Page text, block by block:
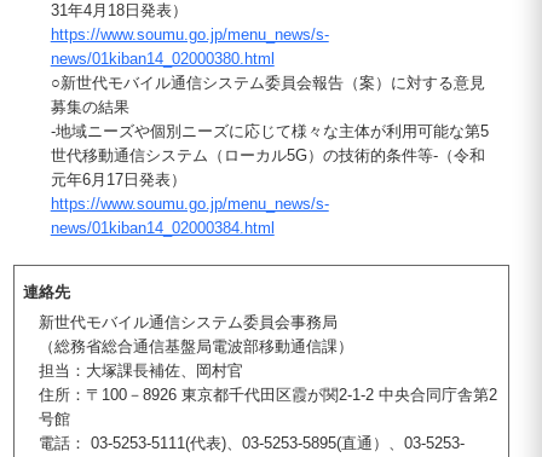
31年4月18日発表）
https://www.soumu.go.jp/menu_news/s-
news/01kiban14_02000380.html
○新世代モバイル通信システム委員会報告（案）に対する意見
募集の結果
-地域ニーズや個別ニーズに応じて様々な主体が利用可能な第5
世代移動通信システム（ローカル5G）の技術的条件等-（令和
元年6月17日発表）
https://www.soumu.go.jp/menu_news/s-
news/01kiban14_02000384.html
連絡先
新世代モバイル通信システム委員会事務局
（総務省総合通信基盤局電波部移動通信課）
担当：大塚課長補佐、岡村官
住所：〒100－8926 東京都千代田区霞が関2-1-2 中央合同庁舎第2
号館
電話： 03-5253-5111(代表)、03-5253-5895(直通）、03-5253-